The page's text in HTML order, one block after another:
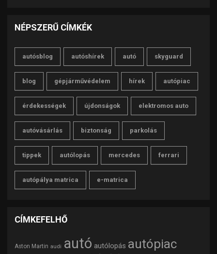
NÉPSZERŰ CÍMKÉK
autósblog autóshírek autó skyguard
blog gépjárművédelem hírek autópiac
érdekességek újdonságok elektromos auto
autóvásárlás biztonság parkolás
tippek autólopás mercedes ferrari
autópálya matrica e-matrica
CÍMKEFELHŐ
Aston Martin audi autó autólopás autópiac